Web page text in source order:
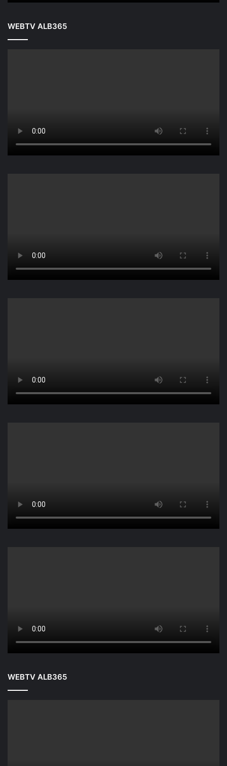
WEBTV ALB365
WEBTV ALB365